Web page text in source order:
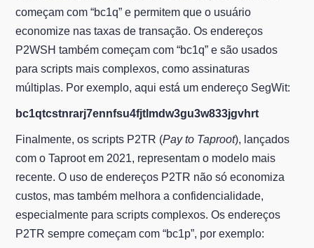
começam com “bc1q” e permitem que o usuário
economize nas taxas de transação. Os endereços
P2WSH também começam com “bc1q” e são usados
para scripts mais complexos, como assinaturas
múltiplas. Por exemplo, aqui está um endereço SegWit:
bc1qtcstnrarj7ennfsu4fjtlmdw3gu3w833jgvhrt
Finalmente, os scripts P2TR (Pay to Taproot), lançados
com o Taproot em 2021, representam o modelo mais
recente. O uso de endereços P2TR não só economiza
custos, mas também melhora a confidencialidade,
especialmente para scripts complexos. Os endereços
P2TR sempre começam com “bc1p”, por exemplo: